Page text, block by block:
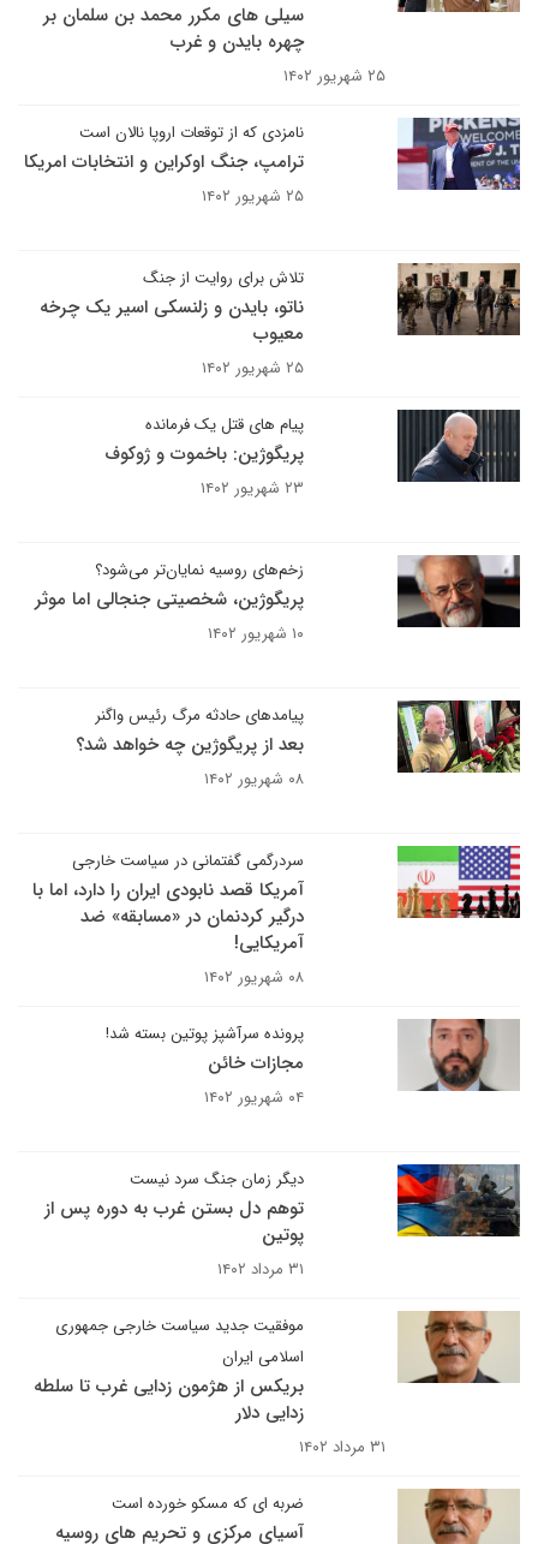
سیلی های مکرر محمد بن سلمان بر
چهره بایدن و غرب
۲۵ شهریور ۱۴۰۲
نامزدی که از توقعات اروپا نالان است
ترامپ، جنگ اوکراین و انتخابات امریکا
۲۵ شهریور ۱۴۰۲
تلاش برای روایت از جنگ
ناتو، بایدن و زلنسکی اسیر یک چرخه
معیوب
۲۵ شهریور ۱۴۰۲
پیام های قتل یک فرمانده
پریگوژین: باخموت و ژوکوف
۲۳ شهریور ۱۴۰۲
زخم‌های روسیه نمایان‌تر می‌شود؟
پریگوژین، شخصیتی جنجالی اما موثر
۱۰ شهریور ۱۴۰۲
پیامدهای حادثه مرگ رئیس واگنر
بعد از پریگوژین چه خواهد شد؟
۰۸ شهریور ۱۴۰۲
سردرگمی گفتمانی در سیاست خارجی
آمریکا قصد نابودی ایران را دارد، اما با
درگیر کردنمان در «مسابقه» ضد
آمریکایی!
۰۸ شهریور ۱۴۰۲
پرونده سرآشپز پوتین بسته شد!
مجازات خائن
۰۴ شهریور ۱۴۰۲
دیگر زمان جنگ سرد نیست
توهم دل بستن غرب به دوره پس از
پوتین
۳۱ مرداد ۱۴۰۲
موفقیت جدید سیاست خارجی جمهوری
اسلامی ایران
بریکس از هژمون زدایی غرب تا سلطه
زدایی دلار
۳۱ مرداد ۱۴۰۲
ضربه ای که مسکو خورده است
آسیای مرکزی و تحریم های روسیه